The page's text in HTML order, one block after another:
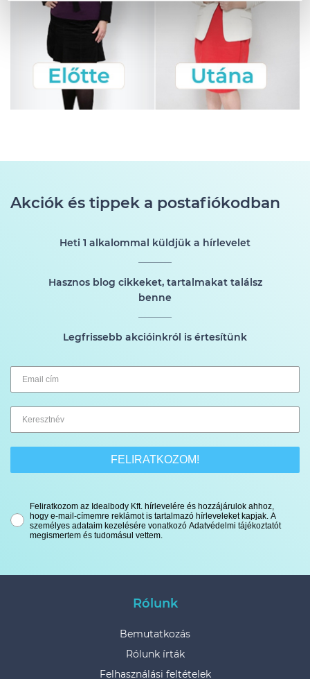
Akciók és tippek a postafiókodban
Heti 1 alkalommal küldjük a hírlevelet
Hasznos blog cikkeket, tartalmakat találsz
benne
Legfrissebb akcióinkról is értesítünk
FELIRATKOZOM!
Feliratkozom az Idealbody Kft. hírlevelére és hozzájárulok ahhoz,
hogy e-mail-címemre reklámot is tartalmazó hírleveleket kapjak. A
személyes adataim kezelésére vonatkozó Adatvédelmi tájékoztatót
megismertem és tudomásul vettem.
Rólunk
Bemutatkozás
Rólunk írták
Felhasználási feltételek